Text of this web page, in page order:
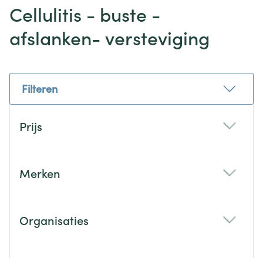
Cellulitis - buste -
afslanken- versteviging
Filteren
Prijs
Merken
Organisaties